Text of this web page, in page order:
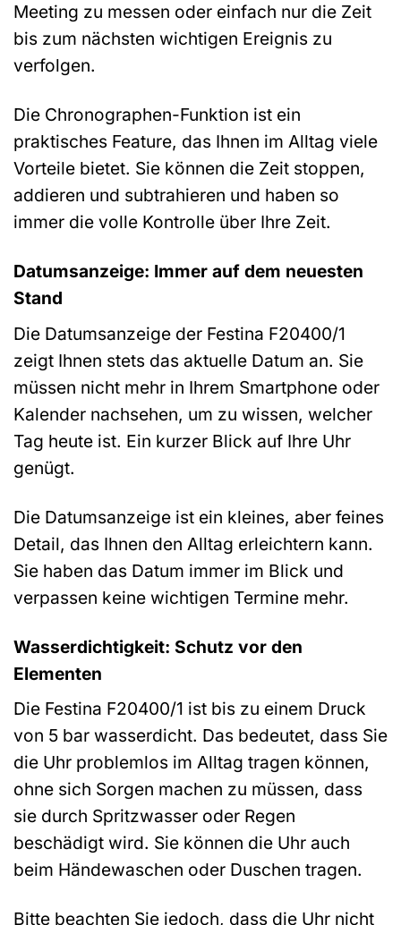
Meeting zu messen oder einfach nur die Zeit
bis zum nächsten wichtigen Ereignis zu
verfolgen.
Die Chronographen-Funktion ist ein
praktisches Feature, das Ihnen im Alltag viele
Vorteile bietet. Sie können die Zeit stoppen,
addieren und subtrahieren und haben so
immer die volle Kontrolle über Ihre Zeit.
Datumsanzeige: Immer auf dem neuesten
Stand
Die Datumsanzeige der Festina F20400/1
zeigt Ihnen stets das aktuelle Datum an. Sie
müssen nicht mehr in Ihrem Smartphone oder
Kalender nachsehen, um zu wissen, welcher
Tag heute ist. Ein kurzer Blick auf Ihre Uhr
genügt.
Die Datumsanzeige ist ein kleines, aber feines
Detail, das Ihnen den Alltag erleichtern kann.
Sie haben das Datum immer im Blick und
verpassen keine wichtigen Termine mehr.
Wasserdichtigkeit: Schutz vor den
Elementen
Die Festina F20400/1 ist bis zu einem Druck
von 5 bar wasserdicht. Das bedeutet, dass Sie
die Uhr problemlos im Alltag tragen können,
ohne sich Sorgen machen zu müssen, dass
sie durch Spritzwasser oder Regen
beschädigt wird. Sie können die Uhr auch
beim Händewaschen oder Duschen tragen.
Bitte beachten Sie jedoch, dass die Uhr nicht